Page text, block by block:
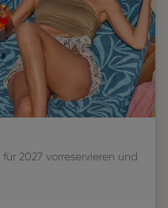
2027 vorreservieren und